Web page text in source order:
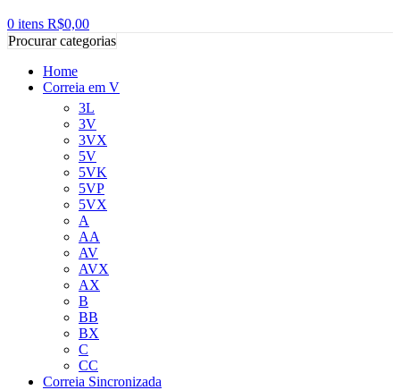
0 itens R$0,00
Procurar categorias
Home
Correia em V
3L
3V
3VX
5V
5VK
5VP
5VX
A
AA
AV
AVX
AX
B
BB
BX
C
CC
Correia Sincronizada